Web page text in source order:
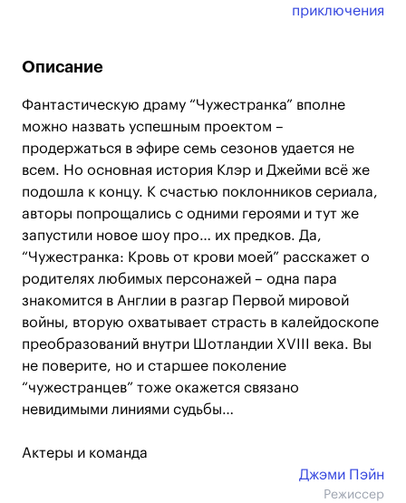
приключения
Описание
Фантастическую драму “Чужестранка” вполне
можно назвать успешным проектом –
продержаться в эфире семь сезонов удается не
всем. Но основная история Клэр и Джейми всё же
подошла к концу. К счастью поклонников сериала,
авторы попрощались с одними героями и тут же
запустили новое шоу про… их предков. Да,
“Чужестранка: Кровь от крови моей” расскажет о
родителях любимых персонажей – одна пара
знакомится в Англии в разгар Первой мировой
войны, вторую охватывает страсть в калейдоскопе
преобразований внутри Шотландии XVIII века. Вы
не поверите, но и старшее поколение
“чужестранцев” тоже окажется связано
невидимыми линиями судьбы…
Актеры и команда
Джэми Пэйн
Режиссер